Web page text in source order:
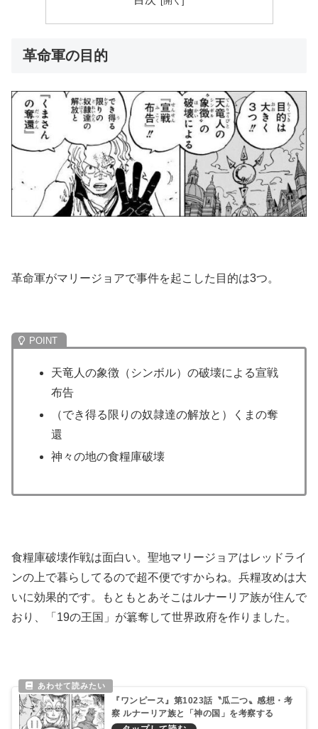
革命軍の目的
革命軍がマリージョアで事件を起こした目的は3つ。
天竜人の象徴（シンボル）の破壊による宣戦
布告
（でき得る限りの奴隷達の解放と）くまの奪
還
神々の地の食糧庫破壊
食糧庫破壊作戦は面白い。聖地マリージョアはレッドライ
ンの上で暮らしてるので超不便ですからね。兵糧攻めは大
いに効果的です。もともとあそこはルナーリア族が住んで
おり、「19の王国」が簒奪して世界政府を作りました。
『ワンピース』第1023話〝瓜二つ〟感想・考
察 ルナーリア族と「神の国」を考察する